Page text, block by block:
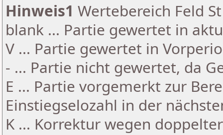
Hinweis1 Wertebereich Feld
blank ... Partie gewertet in
V ... Partie gewertet in
- ... Partie nicht gewertet, da
E ... Partie vorgemerkt zur
Einstiegselozahl in der
K ... Korrektur wegen